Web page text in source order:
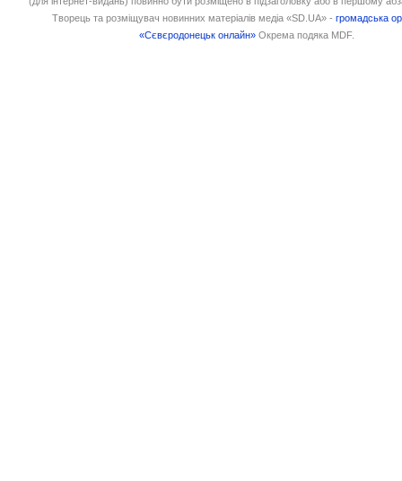
Творець та розміщувач новинних матеріалів медіа «SD.UA» -громадська
«Сєвєродонецьк онлайн» Окрема подяка MDF.